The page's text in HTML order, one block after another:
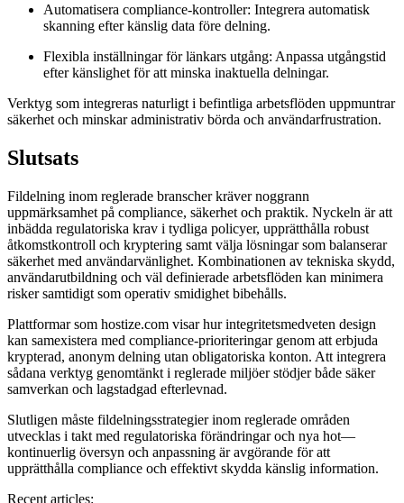
Automatisera compliance-kontroller: Integrera automatisk
skanning efter känslig data före delning.
Flexibla inställningar för länkars utgång: Anpassa utgångstid
efter känslighet för att minska inaktuella delningar.
Verktyg som integreras naturligt i befintliga arbetsflöden uppmuntrar
säkerhet och minskar administrativ börda och användarfrustration.
Slutsats
Fildelning inom reglerade branscher kräver noggrann
uppmärksamhet på compliance, säkerhet och praktik. Nyckeln är att
inbädda regulatoriska krav i tydliga policyer, upprätthålla robust
åtkomstkontroll och kryptering samt välja lösningar som balanserar
säkerhet med användarvänlighet. Kombinationen av tekniska skydd,
användarutbildning och väl definierade arbetsflöden kan minimera
risker samtidigt som operativ smidighet bibehålls.
Plattformar som hostize.com visar hur integritetsmedveten design
kan samexistera med compliance-prioriteringar genom att erbjuda
krypterad, anonym delning utan obligatoriska konton. Att integrera
sådana verktyg genomtänkt i reglerade miljöer stödjer både säker
samverkan och lagstadgad efterlevnad.
Slutligen måste fildelningsstrategier inom reglerade områden
utvecklas i takt med regulatoriska förändringar och nya hot—
kontinuerlig översyn och anpassning är avgörande för att
upprätthålla compliance och effektivt skydda känslig information.
Recent articles: